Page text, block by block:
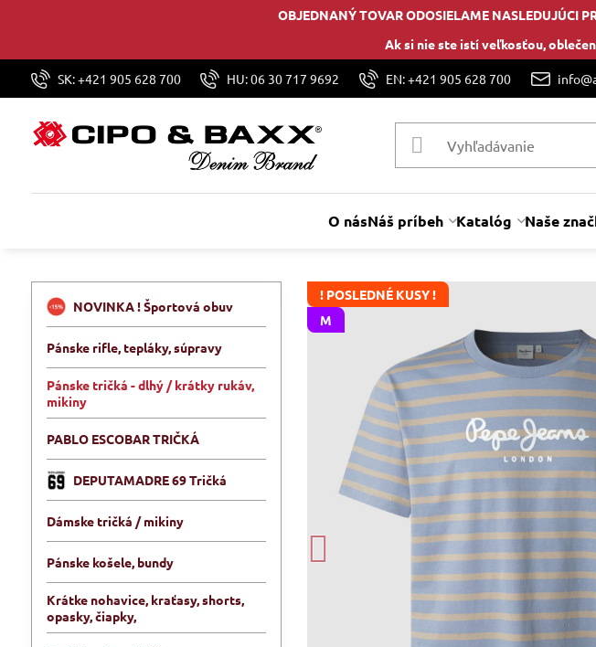
OBJEDNANÝ TOVAR ODOSIELAME NASLEDUJÚCI
Ak si nie ste istí veľkosťou,
SK: +421 905 628 700 HU: 06 30 717 9692 EN: +421 905 628 700
O násNáš príbeh Katalóg Naše
! POSLEDNÉ KUSY !
M
NOVINKA ! Športová obuv
Pánske rifle, tepláky, súpravy
Pánske tričká - dlhý / krátky rukáv,
mikiny
PABLO ESCOBAR TRIČKÁ
DEPUTAMADRE 69 Tričká
Dámske tričká / mikiny
Pánske košele, bundy
Krátke nohavice, kraťasy, shorts,
opasky, čiapky,